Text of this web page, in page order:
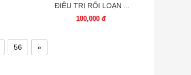
ĐIỀU TRỊ RỐI LOẠN ...
100,000 đ
56 »